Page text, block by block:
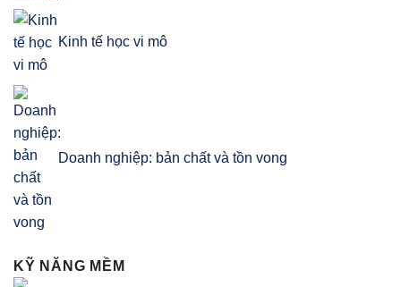
Kinh tế học vi mô
Doanh nghiệp: bản chất và tồn vong
KỸ NĂNG MỀM